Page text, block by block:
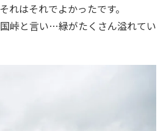
れはそれでよかったです。
峠と言い…緑がたくさん溢れてい